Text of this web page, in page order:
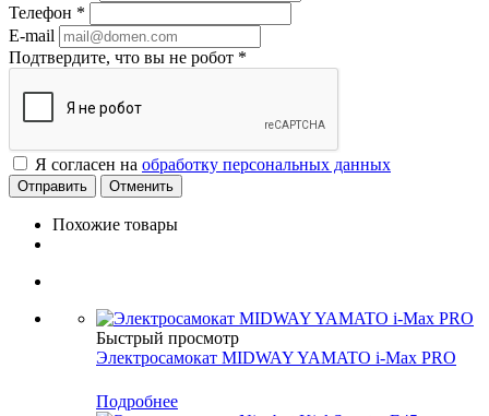
Телефон *
E-mail
Подтвердите, что вы не робот *
Я согласен на обработку персональных данных
Отменить
Похожие товары
Быстрый просмотр
Электросамокат MIDWAY YAMATO i-Max PRO
Подробнее